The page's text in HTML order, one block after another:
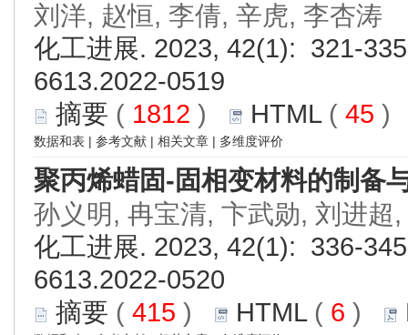
刘洋, 赵恒, 李倩, 辛虎, 李杏涛
化工进展. 2023, 42(1): 321-
6613.2022-0519
摘要 ( 1812 ) HTML( 45
数据和表 | 参考文献 | 相关文章 | 多维度评价
聚丙烯蜡固-固相变材料的制备
孙义明, 冉宝清, 卞武勋, 刘进超
化工进展. 2023, 42(1): 336-
6613.2022-0520
摘要 ( 415 ) HTML( 6 )